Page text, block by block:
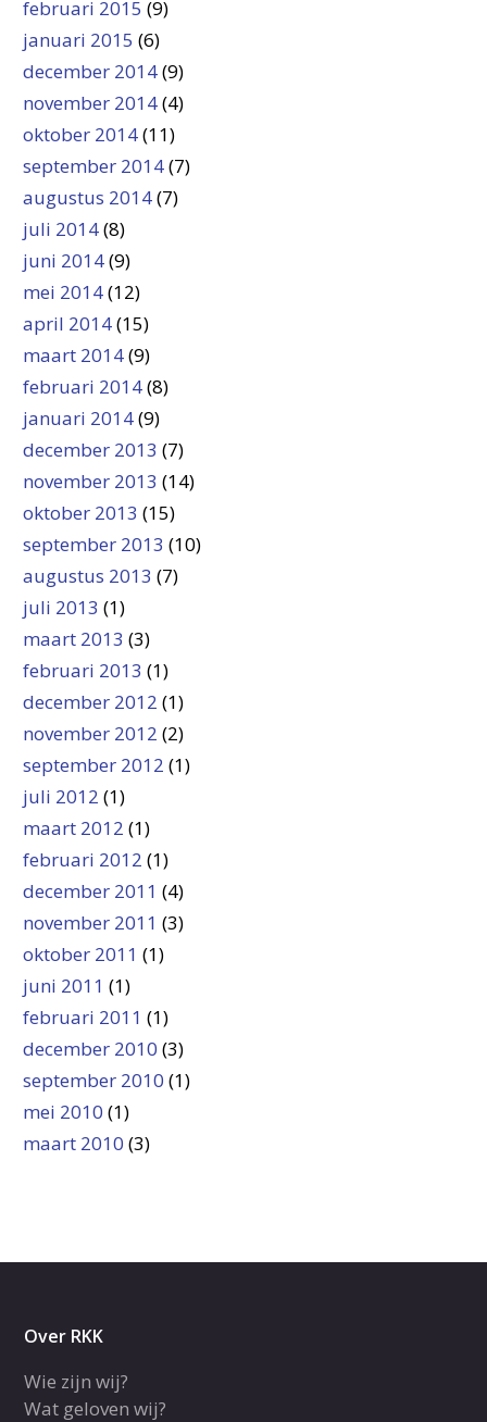
februari 2015 (9)
januari 2015 (6)
december 2014(9)
november 2014(4)
oktober 2014(11)
september 2014(7)
augustus 2014(7)
juli 2014(8)
juni 2014(9)
mei 2014(12)
april 2014(15)
maart 2014(9)
februari 2014(8)
januari 2014(9)
december 2013 (7)
november 2013 (14)
oktober 2013 (15)
september 2013 (10)
augustus 2013 (7)
juli 2013 (1)
maart 2013 (3)
februari 2013 (1)
december 2012 (1)
november 2012 (2)
september 2012 (1)
juli 2012 (1)
maart 2012 (1)
februari 2012 (1)
december 2011 (4)
november 2011 (3)
oktober 2011 (1)
juni 2011 (1)
februari 2011 (1)
december 2010 (3)
september 2010 (1)
mei 2010 (1)
maart 2010 (3)
Over RKK
Wie zijn wij?
Wat geloven wij?